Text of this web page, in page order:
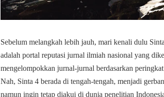
Sebelum melangkah lebih jauh, mari kenali dulu
adalah portal reputasi jurnal ilmiah nasional yang
mengelompokkan jurnal-jurnal berdasarkan
Nah, Sinta 4 berada di tengah-tengah, menjadi
namun ingin tetap diakui di dunia penelitian